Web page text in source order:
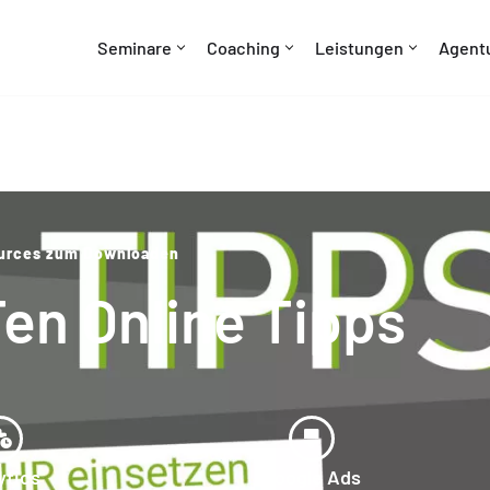
Seminare Coaching Leistungen
zum Downloaden
Online Tipps
Google Ads